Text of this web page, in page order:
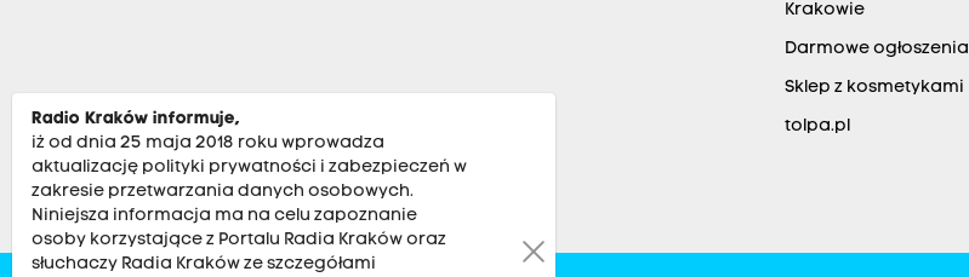
Krakowie
Darmowe ogłoszenia
Sklep z kosmetykami
tolpa.pl
Radio Kraków informuje,
iż od dnia 25 maja 2018 roku wprowadza
aktualizację polityki prywatności i zabezpieczeń w
zakresie przetwarzania danych osobowych.
Niniejsza informacja ma na celu zapoznanie
osoby korzystające z Portalu Radia Kraków oraz
słuchaczy Radia Kraków ze szczegółami